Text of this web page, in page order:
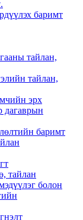
баримт
тайлан,
тайлан,
эрх
дагаврын
баримт
тайлан
болон